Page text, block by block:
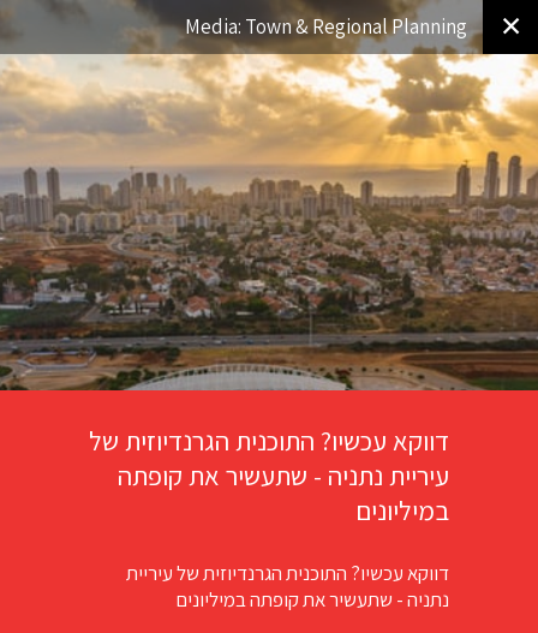
✕
Media: Town & Regional Planning
דווקא עכשיו? התוכנית הגרנדיוזית של
עיריית נתניה - שתעשיר את קופתה
במיליונים
דווקא עכשיו? התוכנית הגרנדיוזית של עיריית
נתניה - שתעשיר את קופתה במיליונים